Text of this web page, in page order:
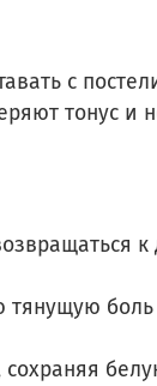
с
тонус и
тянущую